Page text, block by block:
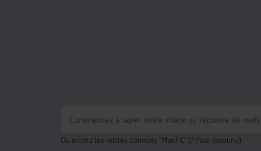
.
Ou entrez les lettres connues "Mus? C" (? Pour inconnu)